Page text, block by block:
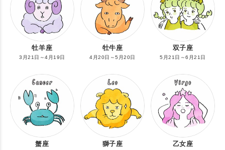
牡羊座
3月21日～4月19日
牡牛座
4月20日～5月20日
双子座
5月21日～6月21日
蟹座 獅子座 乙女座